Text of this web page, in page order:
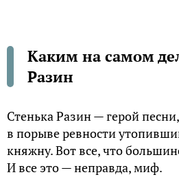
Каким на самом
Разин
Стенька Разин — герой
в порыве ревности
княжну. Вот все, что
И все это — неправда, миф.